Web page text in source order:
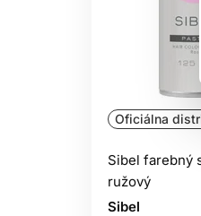
Oficiálna
Sibel farebný
ružový
Sibel